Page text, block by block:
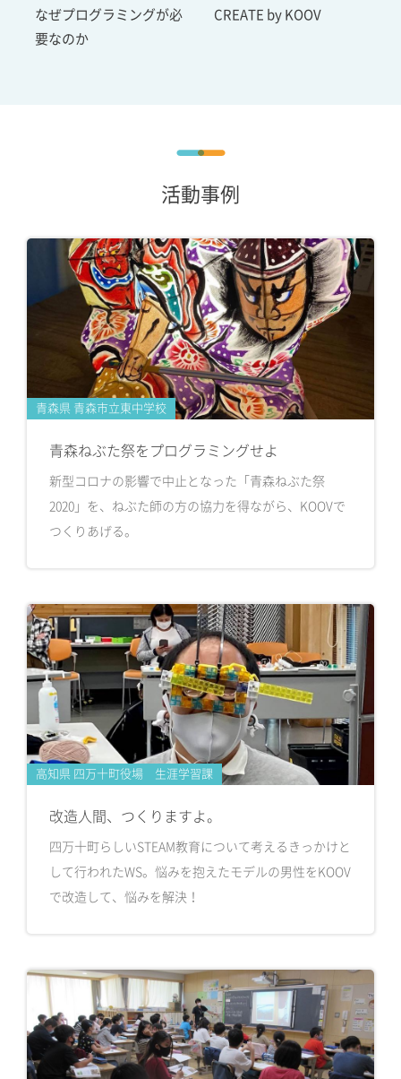
なぜプログラミングが必
要なのか
CREATE by KOOV
活動事例
青森県 青森市立東中学校
青森ねぶた祭をプログラミングせよ
新型コロナの影響で中止となった「青森ねぶた祭
2020」を、ねぶた師の方の協力を得ながら、KOOVで
つくりあげる。
高知県 四万十町役場 生涯学習課
改造人間、つくりますよ。
四万十町らしいSTEAM教育について考えるきっかけと
して行われたWS。悩みを抱えたモデルの男性をKOOV
で改造して、悩みを解決！